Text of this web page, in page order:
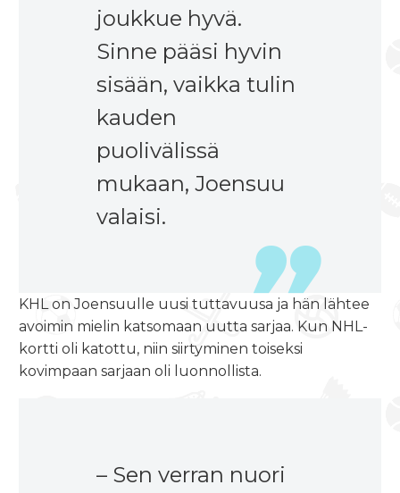
joukkue hyvä.
Sinne pääsi hyvin
sisään, vaikka tulin
kauden
puolivälissä
mukaan, Joensuu
valaisi.
KHL on Joensuulle uusi tuttavuusa ja hän lähtee
avoimin mielin katsomaan uutta sarjaa. Kun NHL-
kortti oli katottu, niin siirtyminen toiseksi
kovimpaan sarjaan oli luonnollista.
– Sen verran nuori